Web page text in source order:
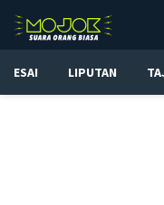
ESAI LIPUTAN